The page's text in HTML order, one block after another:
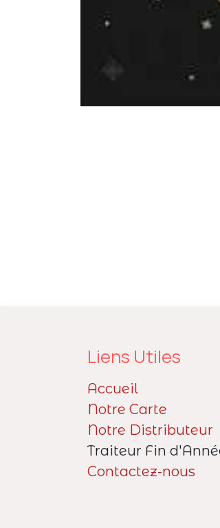
Liens Utiles
Accueil
Notre Carte
Notre Distributeur
Traiteur Fin
Contactez-nous